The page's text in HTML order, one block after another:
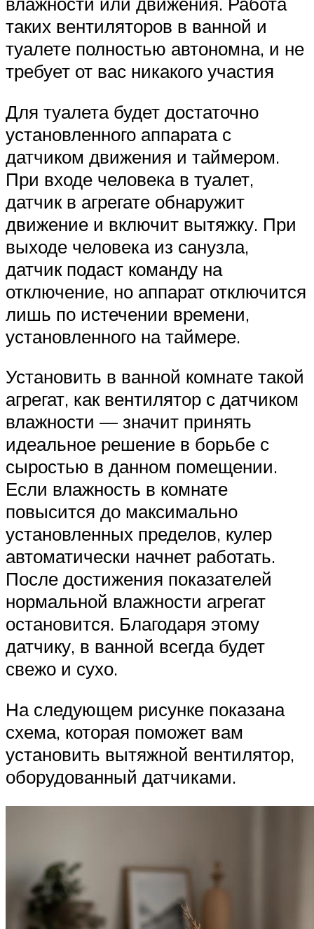
таких вентиляторов в ванной и
туалете полностью автономна, и не
требует от вас никакого участия
Для туалета будет достаточно
установленного аппарата с
датчиком движения и таймером.
При входе человека в туалет,
датчик в агрегате обнаружит
движение и включит вытяжку. При
выходе человека из санузла,
датчик подаст команду на
отключение, но аппарат отключится
лишь по истечении времени,
установленного на таймере.
Установить в ванной комнате такой
агрегат, как вентилятор с датчиком
влажности — значит принять
идеальное решение в борьбе с
сыростью в данном помещении.
Если влажность в комнате
повысится до максимально
установленных пределов, кулер
автоматически начнет работать.
После достижения показателей
нормальной влажности агрегат
остановится. Благодаря этому
датчику, в ванной всегда будет
свежо и сухо.
На следующем рисунке показана
схема, которая поможет вам
установить вытяжной вентилятор,
оборудованный датчиками.